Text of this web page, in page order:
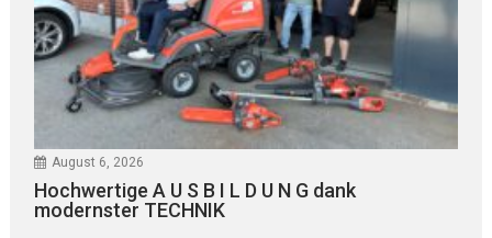
August 6, 2026
Hochwertige A U S B I L D U N G dank
modernster TECHNIK